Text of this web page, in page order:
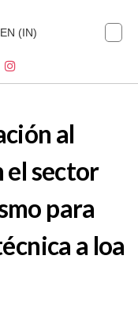
EN (IN)
al
el sector
para
a loa